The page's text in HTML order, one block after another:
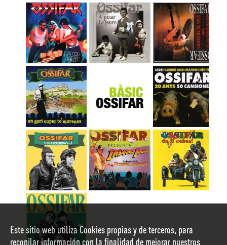
Este sitio web utiliza Cookies propias y de terceros, para
recopilar información con la finalidad de mejorar nuestros